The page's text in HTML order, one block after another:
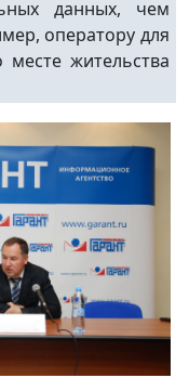
данных, чем
оператору для
жительства